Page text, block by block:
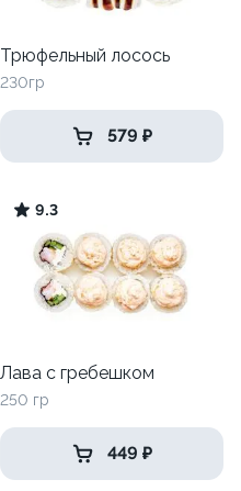
Трюфельный лосось
230гр
579 ₽
9.3
Лава с гребешком
250 гр
449 ₽